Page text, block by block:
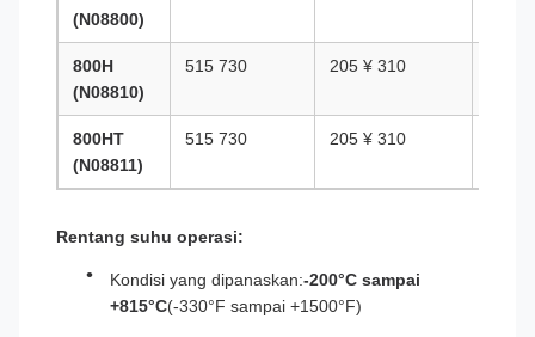
(N08800)
800H
(N08810)
515 730 205 ¥ 310
800HT
(N08811)
515 730 205 ¥ 310
Rentang suhu operasi:
Kondisi yang dipanaskan:-200°C sampai
+815°C(-330°F sampai +1500°F)